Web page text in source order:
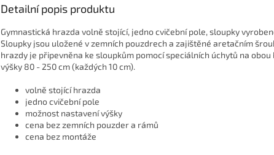
Detailní popis produktu
Gymnastická hrazda volně stojící, jedno cvičební pole, sloupky
Sloupky jsou uložené v zemních pouzdrech a zajištěné aretačním
hrazdy je připevněna ke sloupkům pomocí speciálních úchytů na
výšky 80 - 250 cm (každých 10 cm).
volně stojící hrazda
jedno cvičební pole
možnost nastavení výšky
cena bez zemních pouzder a rámů
cena bez montáže